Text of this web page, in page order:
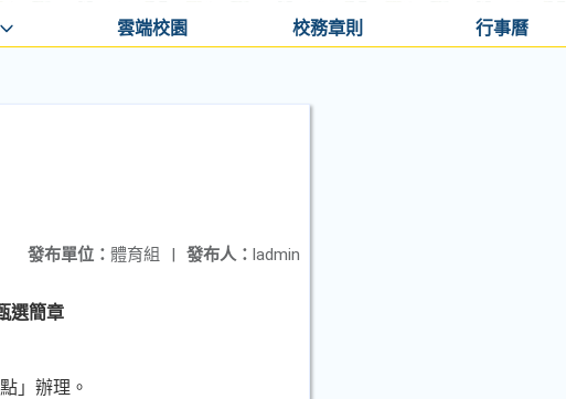
雲端校園 校務章則 行事曆
發布人： ladmin
發布單位： 體育組 |
選簡章
」辦理。